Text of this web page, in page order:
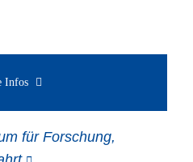
Infos
für Forschung,